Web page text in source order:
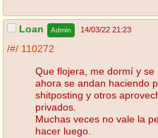
Loan Admin 14/03/22 21:23
/#/ 110272
Que flojera, me dormí y
ahora se andan haciendo
shitposting y otros
privados.
Muchas veces no vale la
hacer luego.